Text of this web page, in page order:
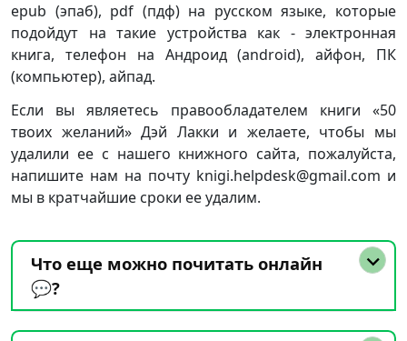
epub (эпаб), pdf (пдф) на русском языке, которые
подойдут на такие устройства как - электронная
книга, телефон на Андроид (android), айфон, ПК
(компьютер), айпад.
Если вы являетесь правообладателем книги «50
твоих желаний» Дэй Лакки и желаете, чтобы мы
удалили ее с нашего книжного сайта, пожалуйста,
напишите нам на почту knigi.helpdesk@gmail.com и
мы в кратчайшие сроки ее удалим.
Что еще можно почитать онлайн
💬?